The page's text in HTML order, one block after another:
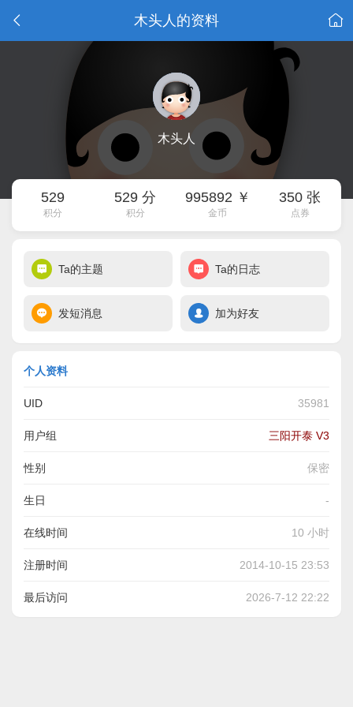
木头人的资料
木头人
529
积分
529 分
积分
995892 ￥
金币
350 张
点券
Ta的主题 Ta的日志
发短消息 加为好友
个人资料
UID 35981
用户组 三阳开泰 V3
性别 保密
生日 -
在线时间 10 小时
注册时间 2014-10-15 23:53
最后访问 2026-7-12 22:22